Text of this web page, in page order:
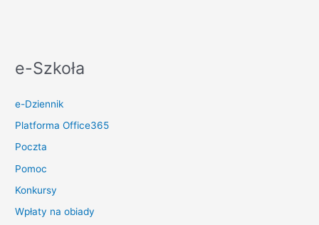
roku
e-Szkoła
e-Dziennik
Platforma Office365
Poczta
Pomoc
Konkursy
Wpłaty na obiady